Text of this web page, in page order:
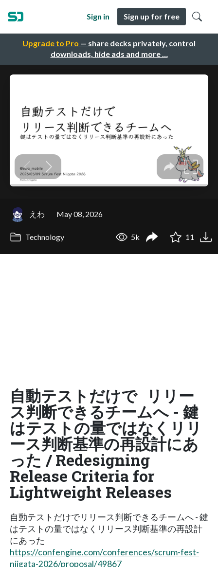
Upgrade to Pro — share decks privately, control
downloads, hide ads and more …
Sign in Sign up for free
えわ May 08, 2026
Technology 5k 11
自動テストだけで リリー
ス判断できるチームへ - 鍵
はテストの量ではなくリリ
ース判断基準の再設計にあ
った / Redesigning
Release Criteria for
Lightweight Releases
自動テストだけでリリース判断できるチームへ - 鍵
はテストの量ではなくリリース判断基準の再設計
にあった
https://confengine.com/conferences/scrum-fest-
niigata-2026/proposal/49867